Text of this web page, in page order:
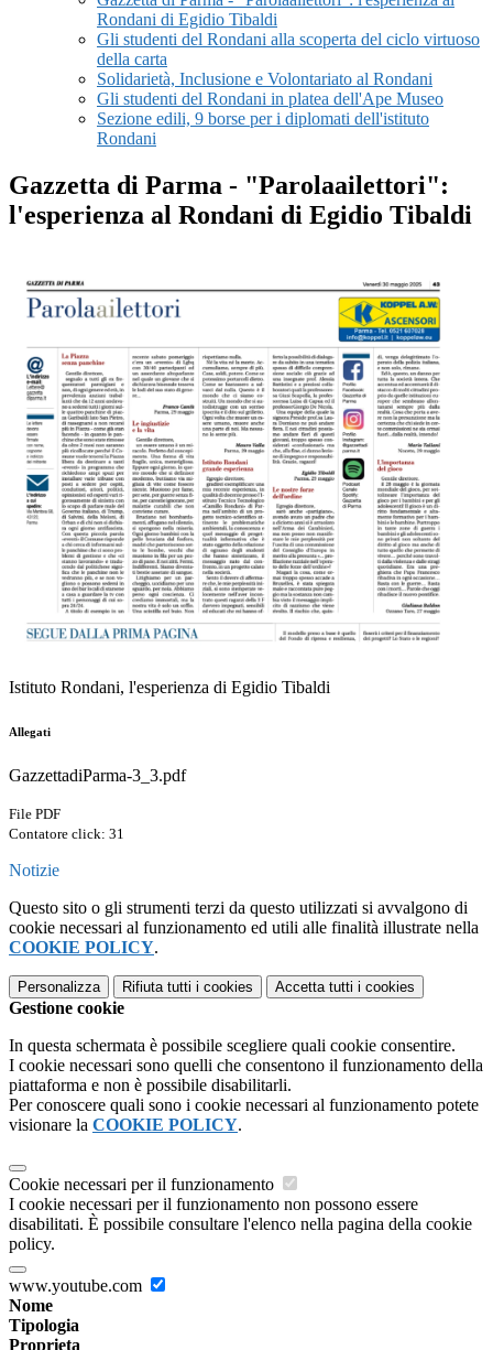
Rondani di Egidio Tibaldi
Gli studenti del Rondani alla scoperta del ciclo virtuoso
della carta
Solidarietà, Inclusione e Volontariato al Rondani
Gli studenti del Rondani in platea dell'Ape Museo
Sezione edili, 9 borse per i diplomati dell'istituto
Rondani
Gazzetta di Parma - "Parolaailettori":
l'esperienza al Rondani di Egidio Tibaldi
Istituto Rondani, l'esperienza di Egidio Tibaldi
Allegati
GazzettadiParma-3_3.pdf
File PDF
Contatore click: 31
Notizie
Questo sito o gli strumenti terzi da questo utilizzati si avvalgono di
cookie necessari al funzionamento ed utili alle finalità illustrate nella
COOKIE POLICY.
Personalizza Rifiuta tutti i cookies Accetta tutti i cookies
Gestione cookie
In questa schermata è possibile scegliere quali cookie consentire.
I cookie necessari sono quelli che consentono il funzionamento della
piattaforma e non è possibile disabilitarli.
Per conoscere quali sono i cookie necessari al funzionamento potete
visionare la COOKIE POLICY.
Cookie necessari per il funzionamento
I cookie necessari per il funzionamento non possono essere
disabilitati. È possibile consultare l'elenco nella pagina della cookie
policy.
www.youtube.com
Nome
Tipologia
Proprieta